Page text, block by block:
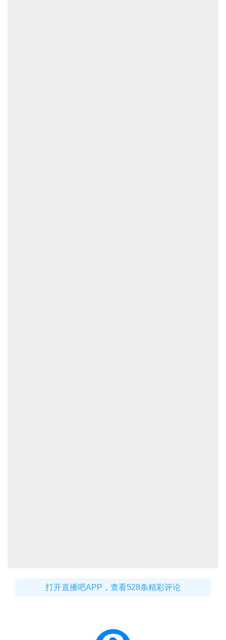
打开直播吧APP，查看528条精彩评论